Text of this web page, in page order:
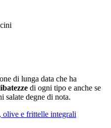
di lunga data che ha
di ogni tipo e anche se
salate degne di nota.